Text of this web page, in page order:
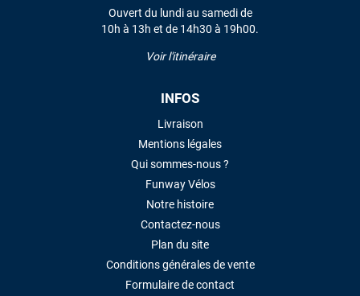
Ouvert du lundi au samedi de
10h à 13h et de 14h30 à 19h00.
Voir l'itinéraire
INFOS
Livraison
Mentions légales
Qui sommes-nous ?
Funway Vélos
Notre histoire
Contactez-nous
Plan du site
Conditions générales de vente
Formulaire de contact
LAISSER UN AVIS